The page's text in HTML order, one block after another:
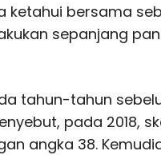
ketahui bersama
sepanjang
tahun-tahun
pada 2018,
angka 38.